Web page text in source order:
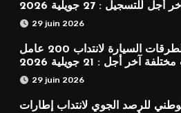
أجل للتسجيل : 27 جويلية 2026
29 juin 2026
مناظرة شركة تونس الطرقات السيارة لانتداب 200 عامل
أجل : 21 جويلية 2026
29 juin 2026
للرصد الجوي لانتداب إطارات